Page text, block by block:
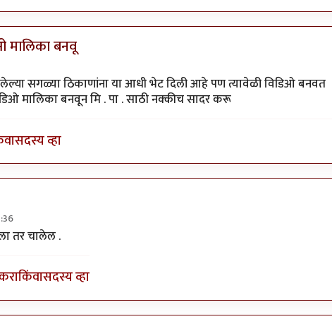
मालिका बनवू
अभयारण्य.byकंजूस
सगळ्या ठिकाणांना या आधी भेट दिली आहे पण त्यावेळी विडिओ बनवत
मालिका बनवून मि . पा . साठी नक्कीच सादर करू
सदस्य व्हा
हि व्हिडिओ मालिका बनवू
तर चालेल .
किंवासदस्य व्हा